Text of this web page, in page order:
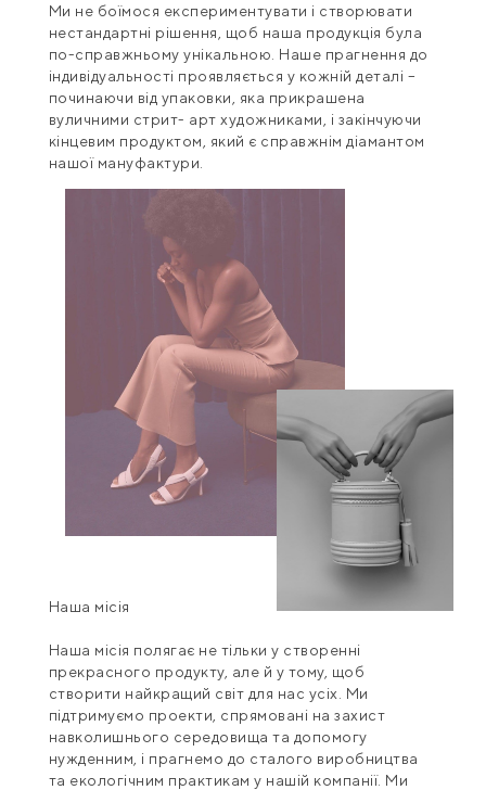
Ми не боїмося експериментувати і створювати
нестандартні рішення, щоб наша продукція була
по-справжньому унікальною. Наше прагнення до
індивідуальності проявляється у кожній деталі –
починаючи від упаковки, яка прикрашена
вуличними стрит- арт художниками, і закінчуючи
кінцевим продуктом, який є справжнім діамантом
нашої мануфактури.
Наша місія
Наша місія полягає не тільки у створенні
прекрасного продукту, але й у тому, щоб
створити найкращий світ для нас усіх. Ми
підтримуємо проекти, спрямовані на захист
навколишнього середовища та допомогу
нужденним, і прагнемо до сталого виробництва
та екологічним практикам у нашій компанії. Ми